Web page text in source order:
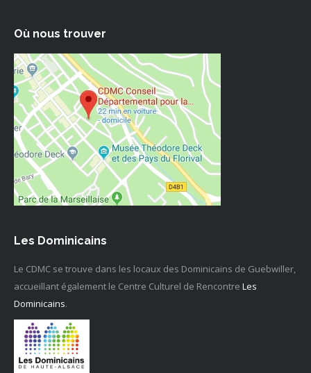
Où nous trouver
Les Dominicains
Le CDMC se trouve dans les locaux des Dominicains de Guebwiller,
accueillant également le Centre Culturel de Rencontre Les
Dominicains.